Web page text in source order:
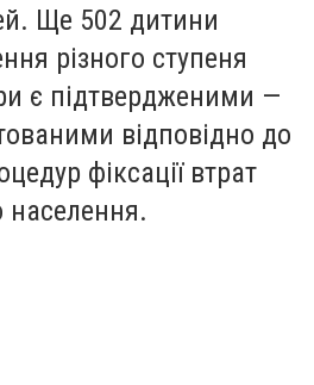
Ще 502 дитини
різного ступеня
є підтвердженими —
відповідно до
фіксації втрат
населення.